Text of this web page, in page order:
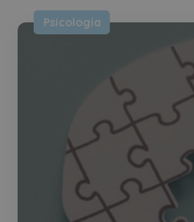
Psicología